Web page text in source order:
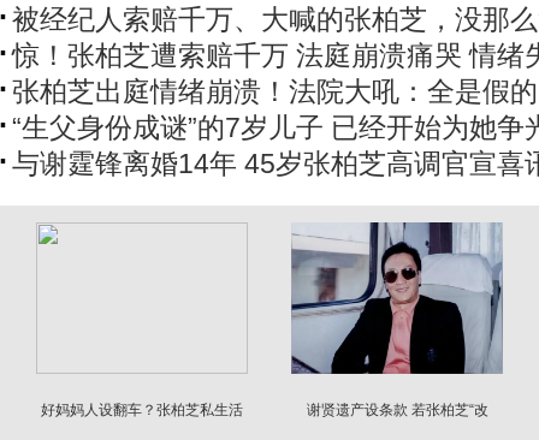
被经纪人索赔千万、大喊的张柏芝，没那
惊！张柏芝遭索赔千万 法庭崩溃痛哭 情绪
张柏芝出庭情绪崩溃！法院大吼：全是假的
“生父身份成谜”的7岁儿子 已经开始为她争
与谢霆锋离婚14年 45岁张柏芝高调官宣喜
好妈妈人设翻车？张柏芝私生活
谢贤遗产设条款 若张柏芝“改